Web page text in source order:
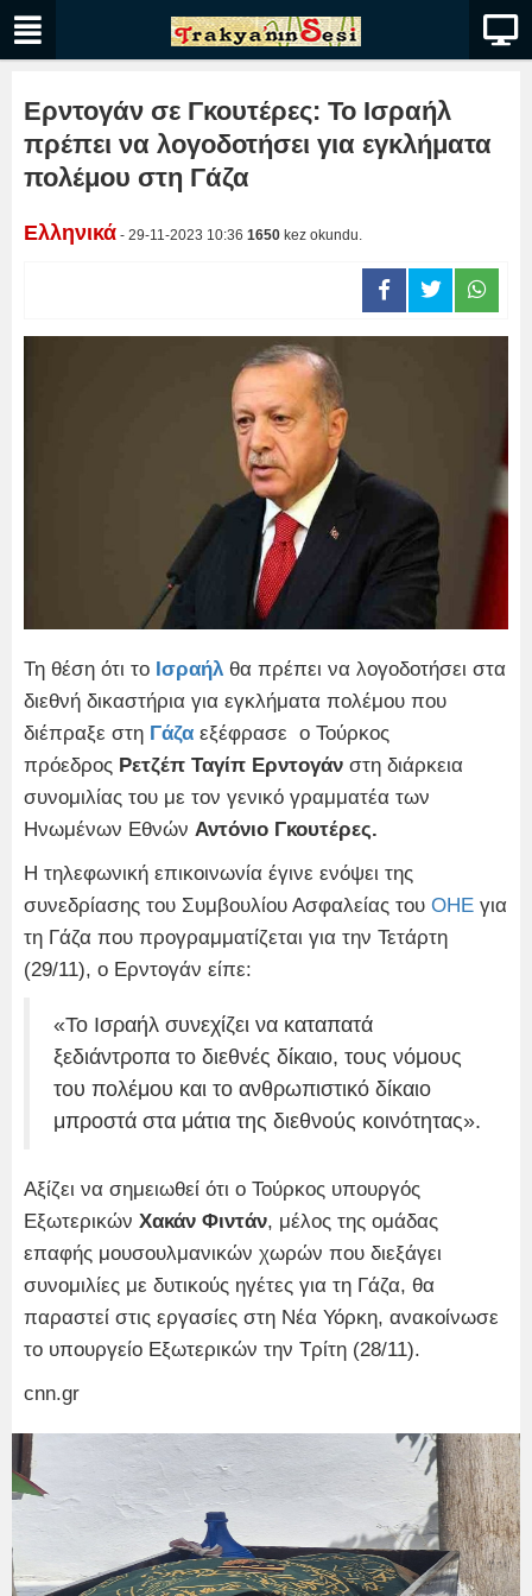
Ερντογάν σε Γκουτέρες: To Ισραήλ
πρέπει να λογοδοτήσει για εγκλήματα
πολέμου στη Γάζα
Ελληνικά - 29-11-2023 10:36 1650 kez okundu.
Τη θέση ότι το Ισραήλ θα πρέπει να λογοδοτήσει στα
διεθνή δικαστήρια για εγκλήματα πολέμου που
διέπραξε στη Γάζα εξέφρασε ο Τούρκος
πρόεδρος Ρετζέπ Ταγίπ Ερντογάν στη διάρκεια
συνομιλίας του με τον γενικό γραμματέα των
Ηνωμένων Εθνών Αντόνιο Γκουτέρες.
Η τηλεφωνική επικοινωνία έγινε ενόψει της
συνεδρίασης του Συμβουλίου Ασφαλείας του ΟΗΕ για
τη Γάζα που προγραμματίζεται για την Τετάρτη
(29/11), ο Ερντογάν είπε:
«Το Ισραήλ συνεχίζει να καταπατά
ξεδιάντροπα το διεθνές δίκαιο, τους νόμους
του πολέμου και το ανθρωπιστικό δίκαιο
μπροστά στα μάτια της διεθνούς κοινότητας».
Αξίζει να σημειωθεί ότι ο Τούρκος υπουργός
Εξωτερικών Χακάν Φιντάν, μέλος της ομάδας
επαφής μουσουλμανικών χωρών που διεξάγει
συνομιλίες με δυτικούς ηγέτες για τη Γάζα, θα
παραστεί στις εργασίες στη Νέα Υόρκη, ανακοίνωσε
το υπουργείο Εξωτερικών την Τρίτη (28/11).
cnn.gr